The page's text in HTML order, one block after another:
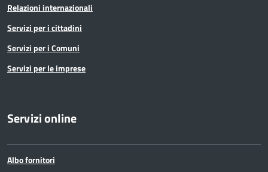
Relazioni internazionali
Servizi per i cittadini
Servizi per i Comuni
Servizi per le imprese
Servizi online
Albo fornitori